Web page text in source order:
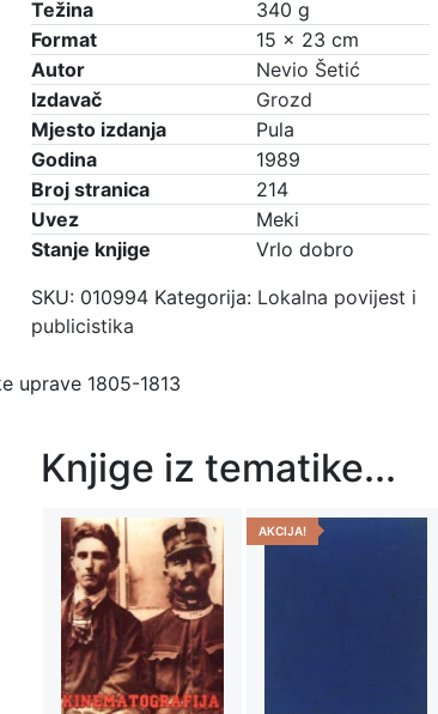
Težina
340 g
Format
15 × 23 cm
Autor
Nevio Šetić
Izdavač
Grozd
Mjesto izdanja
Pula
Godina
1989
Broj stranica
214
Uvez
Meki
Stanje knjige
Vrlo dobro
SKU: 010994 Kategorija: Lokalna povijest i
publicistika
uprave 1805-1813
Knjige iz tematike...
AKCIJA!